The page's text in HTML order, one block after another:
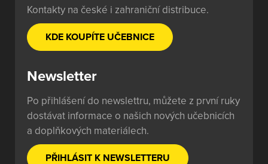
Kontakty na české i zahraniční distribuce.
KDE KOUPÍTE UČEBNICE
Newsletter
Po přihlášení do newslettru, můžete z první ruky
dostávat informace o našich nových učebnicích
a doplňkových materiálech.
PŘIHLÁSIT K NEWSLETTERU